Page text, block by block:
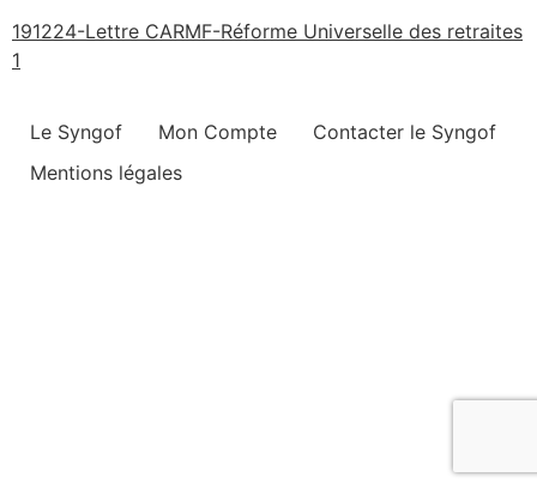
191224-Lettre CARMF-Réforme Universelle des retraites
1
Le Syngof Mon Compte
Contacter le Syngof
Mentions légales